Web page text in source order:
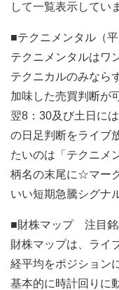
して一覧表示してい
■テクニメンタル（
テクニメンタルはワ
テクニカルのみなら
加味した売買判断が
翌8：30及び土日に
の日足判断をライブ
たいのは「テクニメ
柄名の末尾に☆マー
いい短期急騰シグナ
■財株マップ 注目銘
財株マップは、ライ
経平均をポジション
基本的に時計回りに